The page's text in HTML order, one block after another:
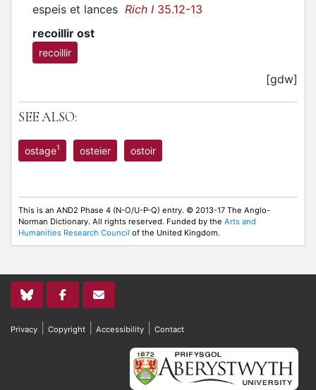
espeis et lances Rich I 35.12-13
recoillir ost
recoillir
[gdw]
SEE ALSO:
ostage1 osteier ostoir
This is an AND2 Phase 4 (N-O/U-P-Q) entry. © 2013-17 The Anglo-
Norman Dictionary. All rights reserved. Funded by the Arts and
Humanities Research Council of the United Kingdom.
Privacy Copyright Accessibility Contact